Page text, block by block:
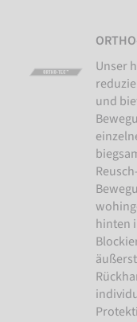
Unser
und
hinten